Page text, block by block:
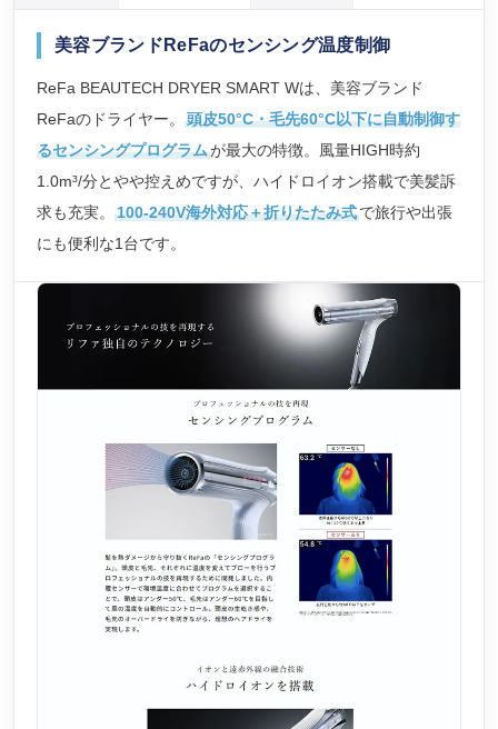
美容ブランドReFaのセンシング温度制御
ReFa BEAUTECH DRYER SMART Wは、美容ブランド
ReFaのドライヤー。
頭皮50°C・毛先60°C以下に自動制御す
るセンシングプログラムが最大の特徴。風量HIGH時約
1.0m³/分とやや控えめですが、ハイドロイオン搭載で美髪訴
求も充実。
100-240V海外対応＋折りたたみ式で旅行や出張
にも便利な1台です。